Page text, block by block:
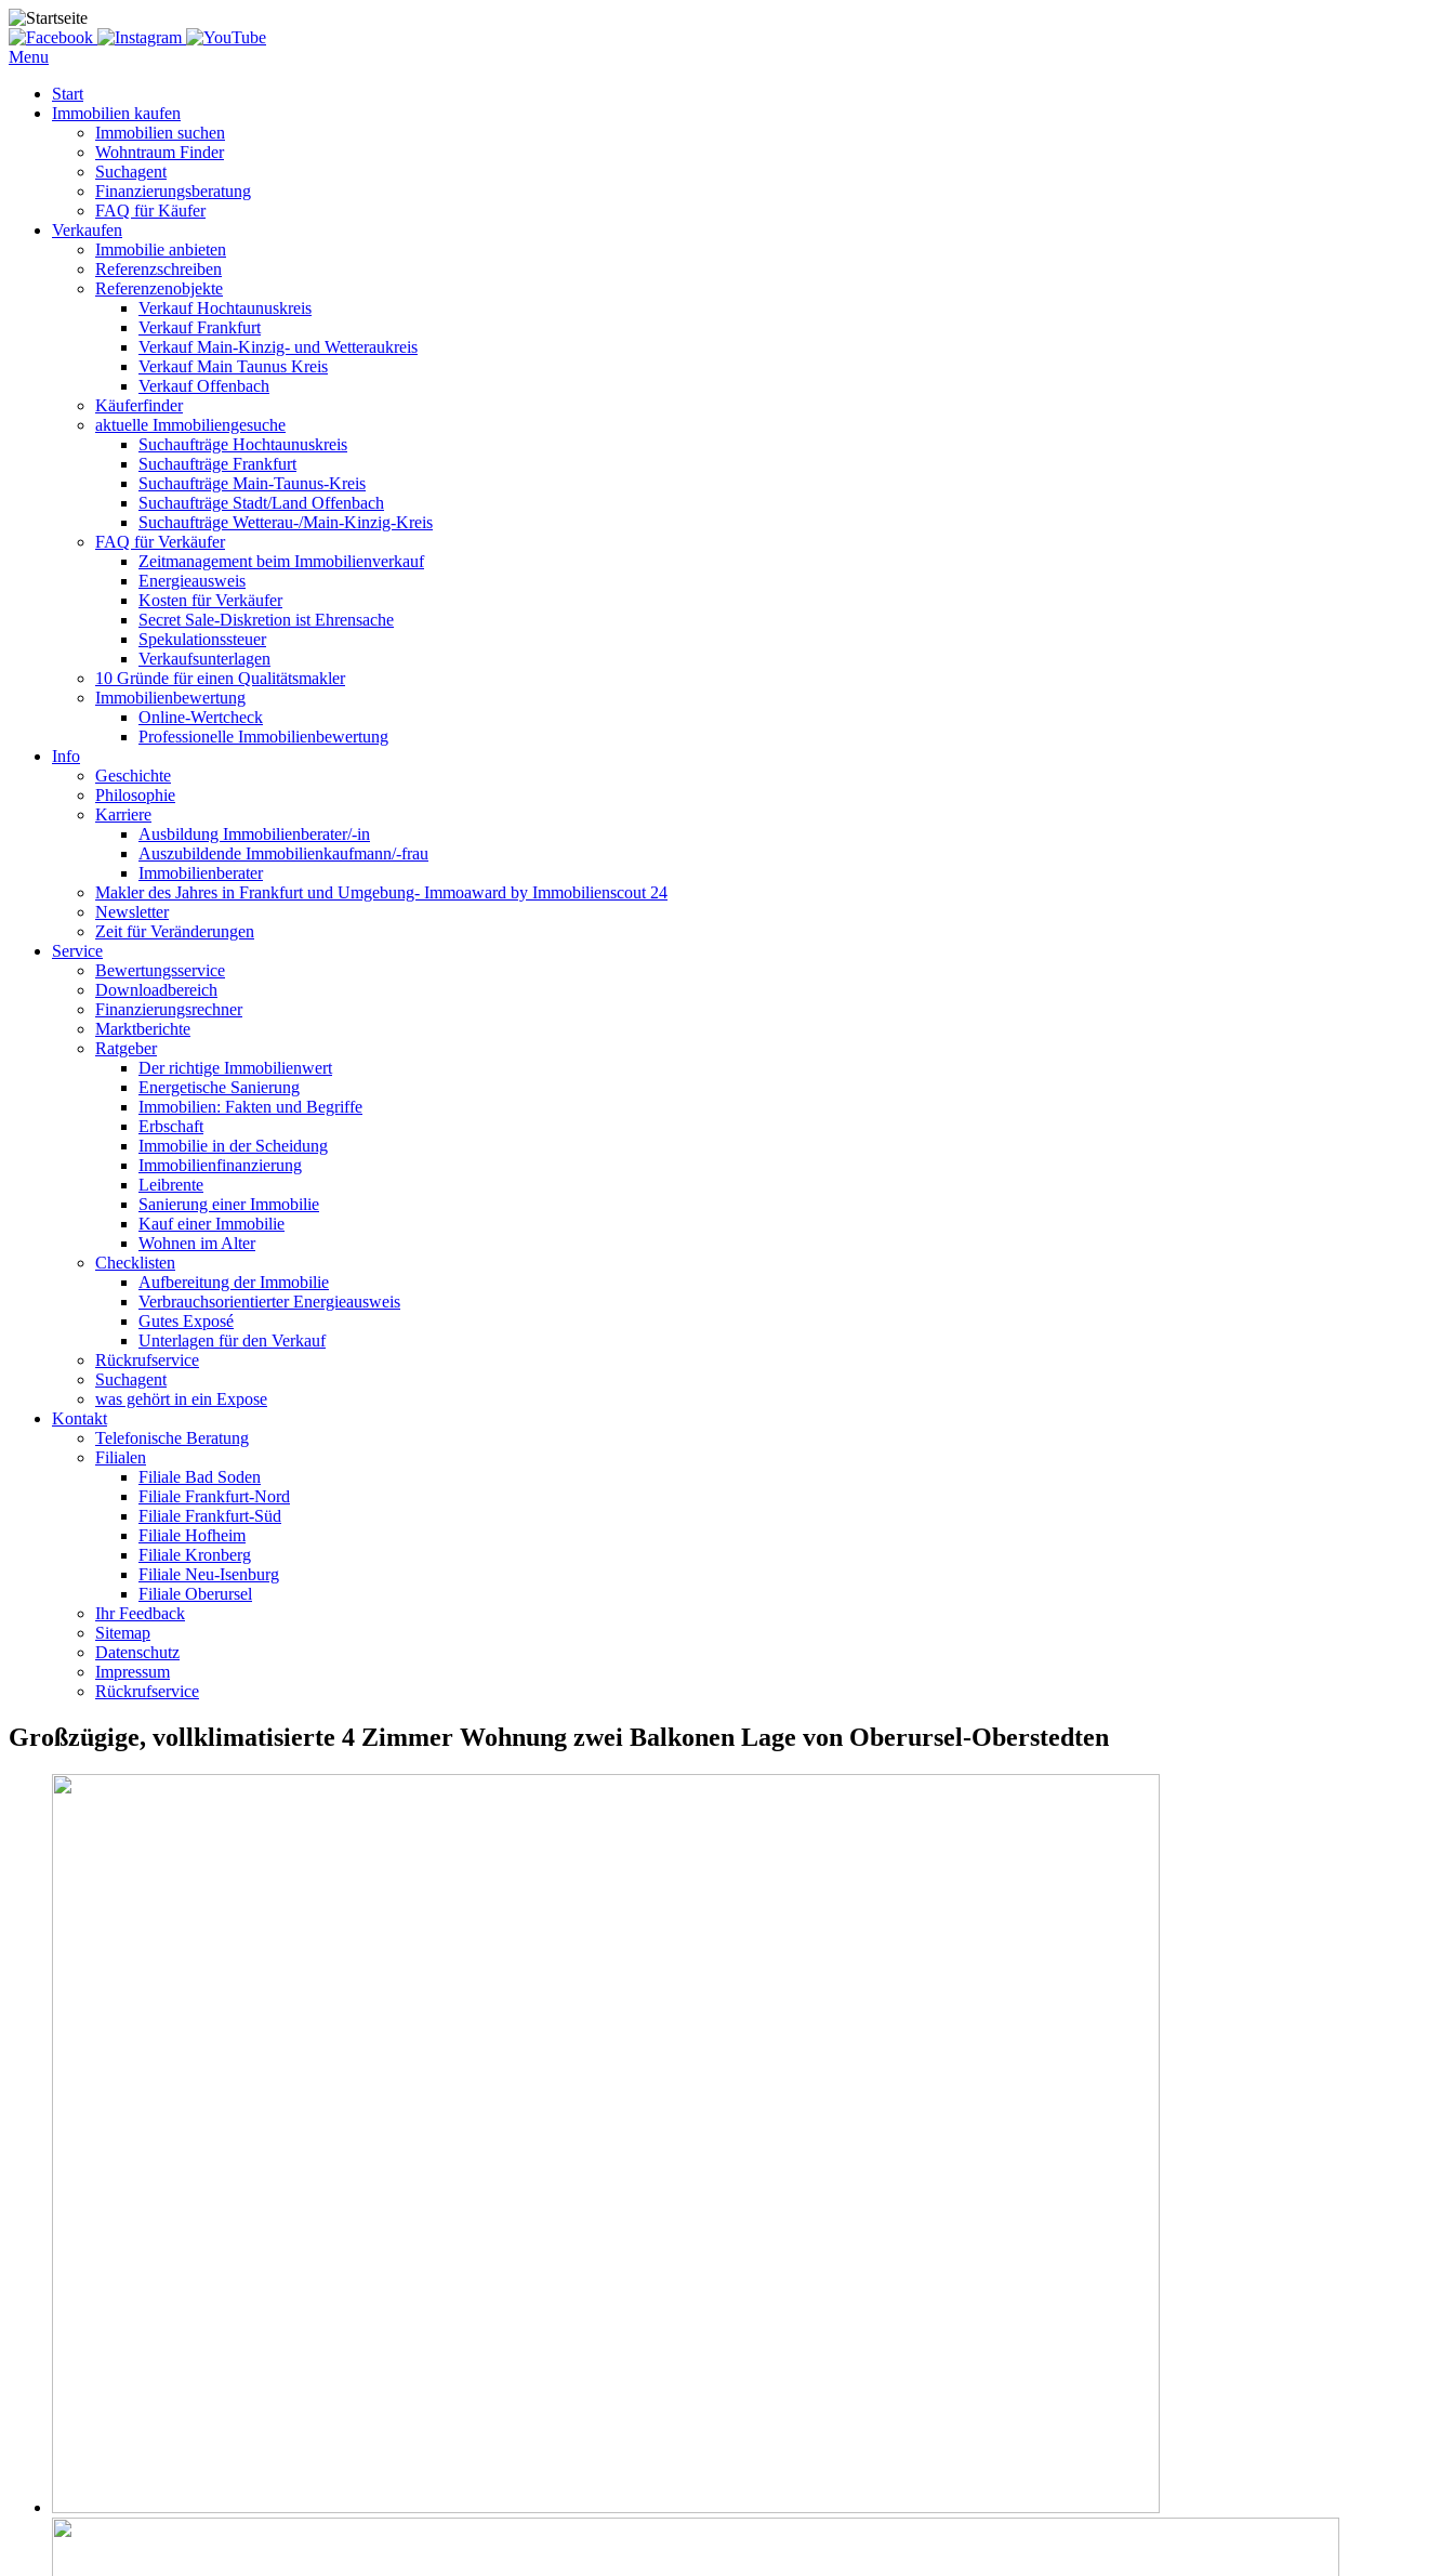
Menu
Start
Immobilien kaufen
Immobilien suchen
Wohntraum Finder
Suchagent
Finanzierungsberatung
FAQ für Käufer
Verkaufen
Immobilie anbieten
Referenzschreiben
Referenzenobjekte
Verkauf Hochtaunuskreis
Verkauf Frankfurt
Verkauf Main-Kinzig- und Wetteraukreis
Verkauf Main Taunus Kreis
Verkauf Offenbach
Käuferfinder
aktuelle Immobiliengesuche
Suchaufträge Hochtaunuskreis
Suchaufträge Frankfurt
Suchaufträge Main-Taunus-Kreis
Suchaufträge Stadt/Land Offenbach
Suchaufträge Wetterau-/Main-Kinzig-Kreis
FAQ für Verkäufer
Zeitmanagement beim Immobilienverkauf
Energieausweis
Kosten für Verkäufer
Secret Sale-Diskretion ist Ehrensache
Spekulationssteuer
Verkaufsunterlagen
10 Gründe für einen Qualitätsmakler
Immobilienbewertung
Online-Wertcheck
Professionelle Immobilienbewertung
Info
Geschichte
Philosophie
Karriere
Ausbildung Immobilienberater/-in
Auszubildende Immobilienkaufmann/-frau
Immobilienberater
Makler des Jahres in Frankfurt und Umgebung- Immoaward by Immobilienscout 24
Newsletter
Zeit für Veränderungen
Service
Bewertungsservice
Downloadbereich
Finanzierungsrechner
Marktberichte
Ratgeber
Der richtige Immobilienwert
Energetische Sanierung
Immobilien: Fakten und Begriffe
Erbschaft
Immobilie in der Scheidung
Immobilienfinanzierung
Leibrente
Sanierung einer Immobilie
Kauf einer Immobilie
Wohnen im Alter
Checklisten
Aufbereitung der Immobilie
Verbrauchsorientierter Energieausweis
Gutes Exposé
Unterlagen für den Verkauf
Rückrufservice
Suchagent
was gehört in ein Expose
Kontakt
Telefonische Beratung
Filialen
Filiale Bad Soden
Filiale Frankfurt-Nord
Filiale Frankfurt-Süd
Filiale Hofheim
Filiale Kronberg
Filiale Neu-Isenburg
Filiale Oberursel
Ihr Feedback
Sitemap
Datenschutz
Impressum
Rückrufservice
Großzügige, vollklimatisierte 4 Zimmer Wohnung zwei Balkonen Lage von Oberursel-Oberstedten